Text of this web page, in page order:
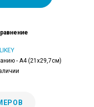
LIKEY
- А4 (21x29,7см)